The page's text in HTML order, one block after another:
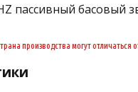
пассивный басовый
производства могут отличаться